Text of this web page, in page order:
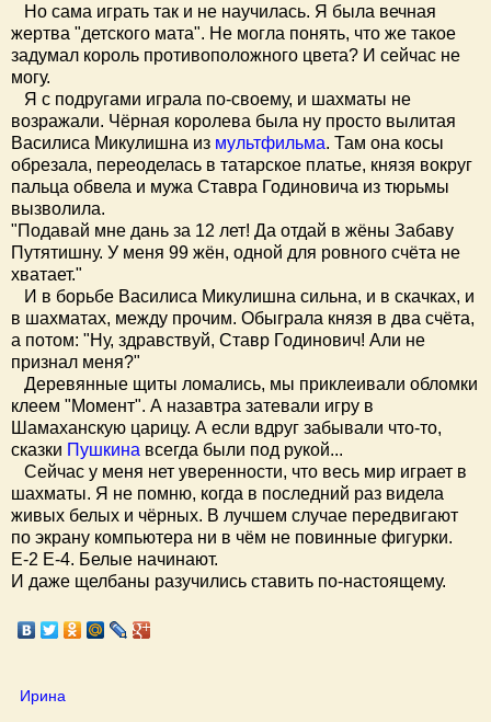
Но сама играть так и не научилась. Я была вечная
жертва "детского мата". Не могла понять, что же такое
задумал король противоположного цвета? И сейчас не
могу.
Я с подругами играла по-своему, и шахматы не
возражали. Чёрная королева была ну просто вылитая
Василиса Микулишна из мультфильма. Там она косы
обрезала, переоделась в татарское платье, князя вокруг
пальца обвела и мужа Ставра Годиновича из тюрьмы
вызволила.
"Подавай мне дань за 12 лет! Да отдай в жёны Забаву
Путятишну. У меня 99 жён, одной для ровного счёта не
хватает."
И в борьбе Василиса Микулишна сильна, и в скачках, и
в шахматах, между прочим. Обыграла князя в два счёта,
а потом: "Ну, здравствуй, Ставр Годинович! Али не
признал меня?"
Деревянные щиты ломались, мы приклеивали обломки
клеем "Момент". А назавтра затевали игру в
Шамаханскую царицу. А если вдруг забывали что-то,
сказки Пушкина всегда были под рукой...
Сейчас у меня нет уверенности, что весь мир играет в
шахматы. Я не помню, когда в последний раз видела
живых белых и чёрных. В лучшем случае передвигают
по экрану компьютера ни в чём не повинные фигурки.
Е-2 Е-4. Белые начинают.
И даже щелбаны разучились ставить по-настоящему.
Ирина